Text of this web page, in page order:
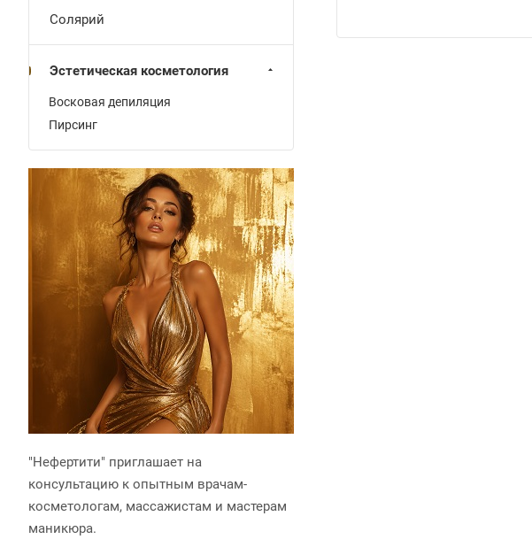
Солярий
Эстетическая косметология
Восковая депиляция
Пирсинг
"Нефертити" приглашает на
консультацию к опытным врачам-
косметологам, массажистам и мастерам
маникюра.